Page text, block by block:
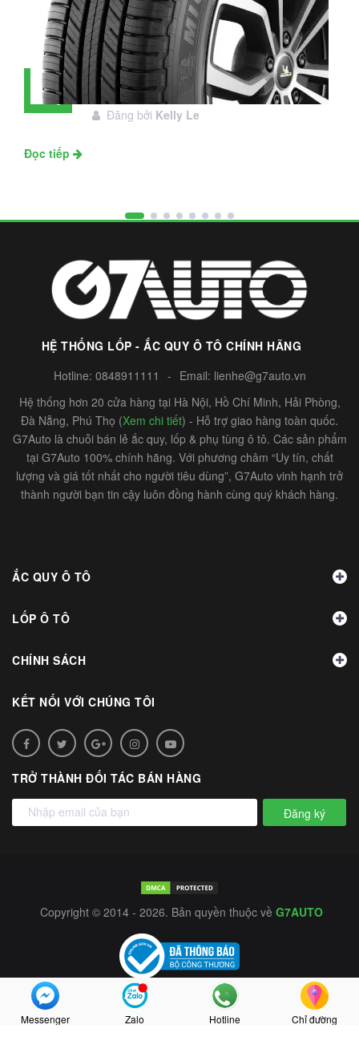
28
Tháng
Đánh giá lốp Michelin Primacy SUV:
Đáng đầu tư không?
Đăng bởi Kelly Le
Đọc tiếp
HỆ THỐNG LỐP - ẮC QUY Ô TÔ CHÍNH HÃNG
Hotline: 0848911111 - Email: lienhe@g7auto.vn
Hệ thống hơn 20 cửa hàng tại Hà Nội, Hồ Chí Minh, Hải Phòng,
Đà Nẵng, Phú Thọ (Xem chi tiết) - Hỗ trợ giao hàng toàn quốc.
G7Auto là chuỗi bán lẻ ắc quy, lốp & phụ tùng ô tô. Các sản phẩm
tại G7Auto 100% chính hãng. Với phương châm “Uy tín, chất
lượng và giá tốt nhất cho người tiêu dùng”, G7Auto vinh hạnh trở
thành người bạn tin cậy luôn đồng hành cùng quý khách hàng.
ẮC QUY Ô TÔ
LỐP Ô TÔ
CHÍNH SÁCH
KẾT NỐI VỚI CHÚNG TÔI
TRỞ THÀNH ĐỐI TÁC BÁN HÀNG
Đăng ký
Copyright © 2014 - 2026. Bản quyền thuộc về G7AUTO
Messenger Zalo Hotline Chỉ đường